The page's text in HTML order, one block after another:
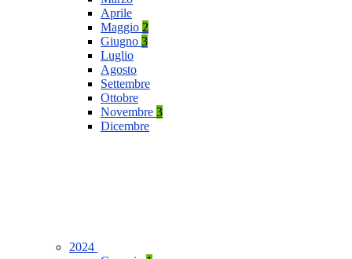
Aprile
Maggio 2
Giugno 3
Luglio
Agosto
Settembre
Ottobre
Novembre 3
Dicembre
2024